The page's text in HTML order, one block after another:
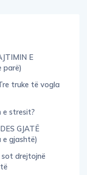
E
parë)
truke të vogla
e stresit?
GJATË
e gjashtë)
drejtojnë